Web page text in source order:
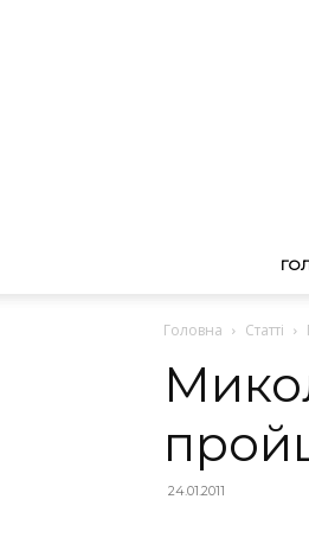
Головна Статті
24.01.2011